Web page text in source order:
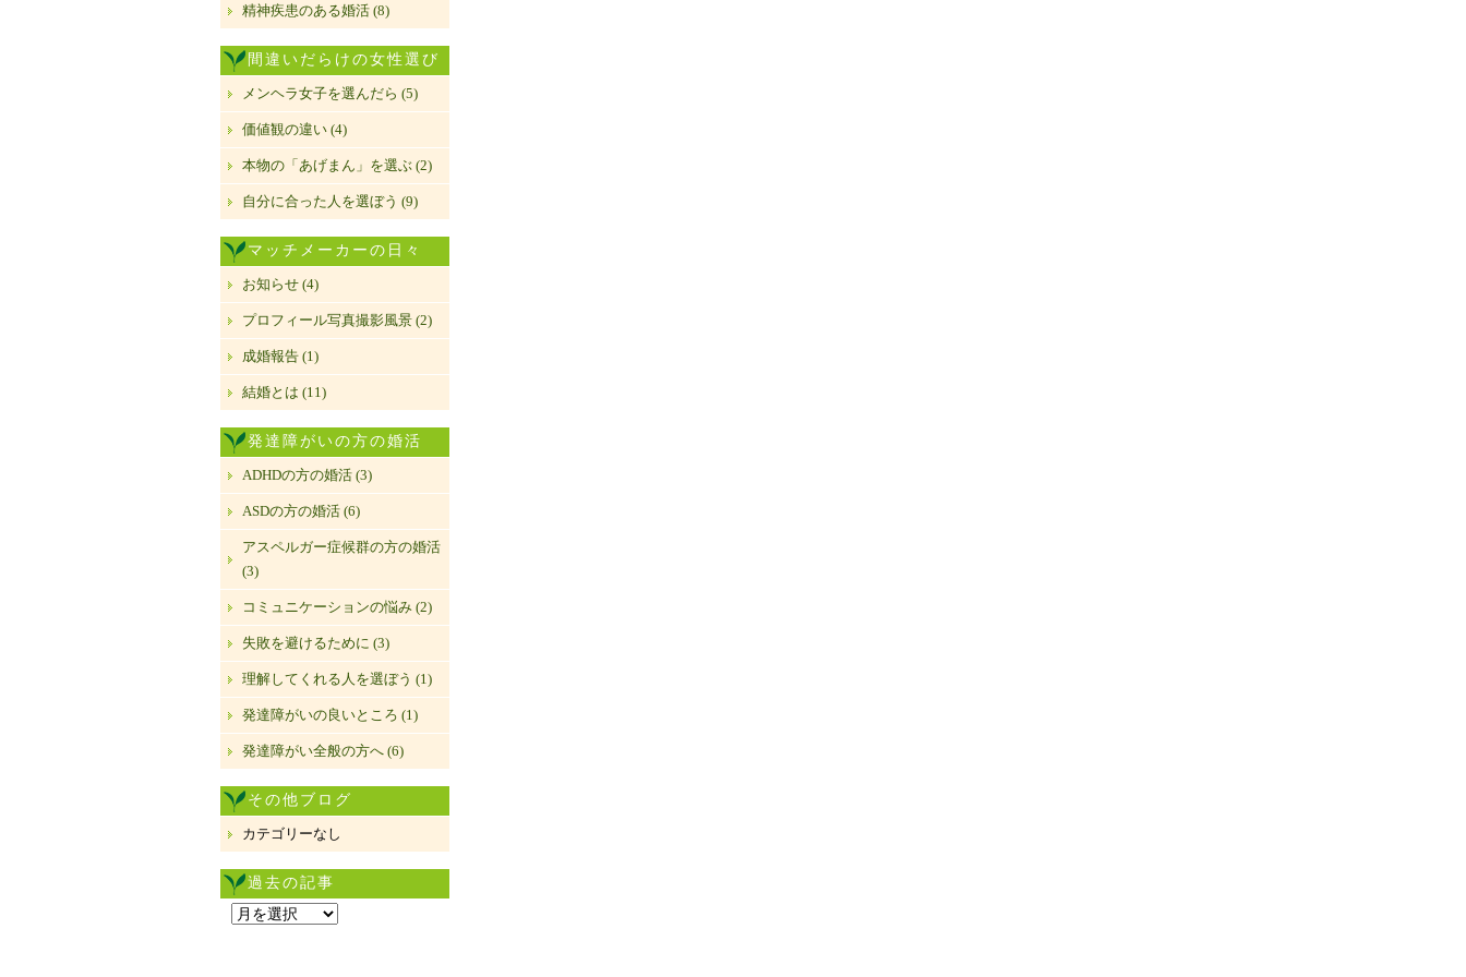
精神疾患のある婚活 (8)
間違いだらけの女性選び
メンヘラ女子を選んだら (5)
価値観の違い (4)
本物の「あげまん」を選ぶ (2)
自分に合った人を選ぼう (9)
マッチメーカーの日々
お知らせ (4)
プロフィール写真撮影風景 (2)
成婚報告 (1)
結婚とは (11)
発達障がいの方の婚活
ADHDの方の婚活 (3)
ASDの方の婚活 (6)
アスペルガー症候群の方の婚活
(3)
コミュニケーションの悩み (2)
失敗を避けるために (3)
理解してくれる人を選ぼう (1)
発達障がいの良いところ (1)
発達障がい全般の方へ (6)
その他ブログ
カテゴリーなし
過去の記事